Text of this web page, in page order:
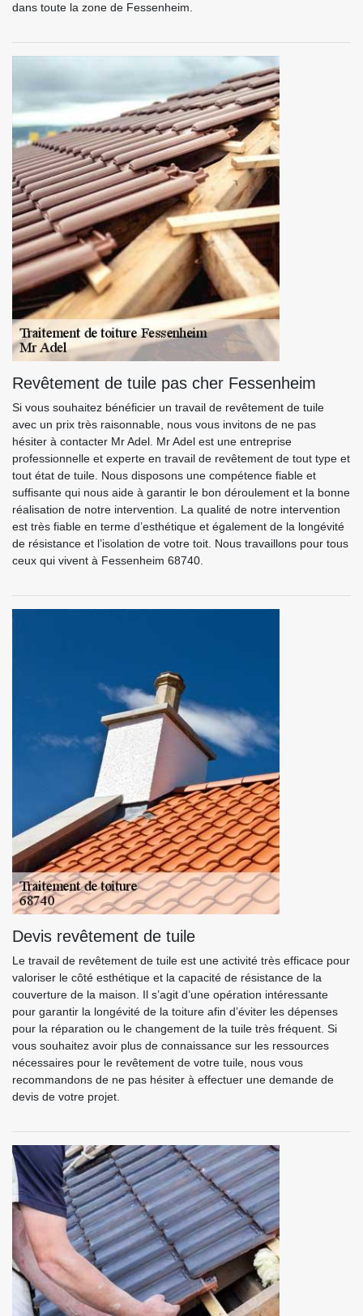
dans toute la zone de Fessenheim.
Revêtement de tuile pas cher Fessenheim
Si vous souhaitez bénéficier un travail de revêtement de tuile
avec un prix très raisonnable, nous vous invitons de ne pas
hésiter à contacter Mr Adel. Mr Adel est une entreprise
professionnelle et experte en travail de revêtement de tout type et
tout état de tuile. Nous disposons une compétence fiable et
suffisante qui nous aide à garantir le bon déroulement et la bonne
réalisation de notre intervention. La qualité de notre intervention
est très fiable en terme d’esthétique et également de la longévité
de résistance et l’isolation de votre toit. Nous travaillons pour tous
ceux qui vivent à Fessenheim 68740.
Devis revêtement de tuile
Le travail de revêtement de tuile est une activité très efficace pour
valoriser le côté esthétique et la capacité de résistance de la
couverture de la maison. Il s’agit d’une opération intéressante
pour garantir la longévité de la toiture afin d’éviter les dépenses
pour la réparation ou le changement de la tuile très fréquent. Si
vous souhaitez avoir plus de connaissance sur les ressources
nécessaires pour le revêtement de votre tuile, nous vous
recommandons de ne pas hésiter à effectuer une demande de
devis de votre projet.